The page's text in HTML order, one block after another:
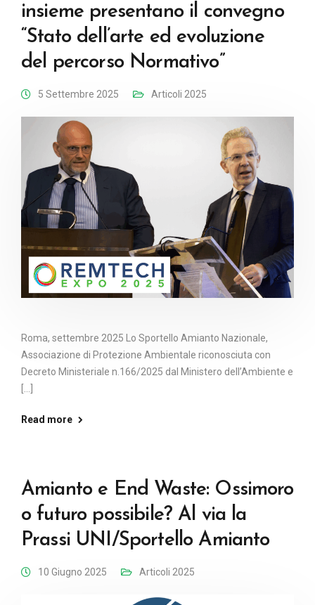
insieme presentano il convegno
“Stato dell’arte ed evoluzione
del percorso Normativo”
5 Settembre 2025 Articoli 2025
Roma, settembre 2025 Lo Sportello Amianto Nazionale,
Associazione di Protezione Ambientale riconosciuta con
Decreto Ministeriale n.166/2025 dal Ministero dell’Ambiente e
Read more
Amianto e End Waste: Ossimoro
o futuro possibile? Al via la
Prassi UNI/Sportello Amianto
10 Giugno 2025 Articoli 2025